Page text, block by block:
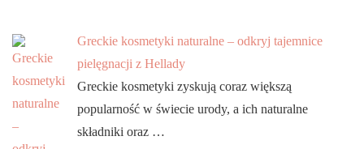
Greckie kosmetyki naturalne – odkryj tajemnice
pielęgnacji z Hellady
Greckie kosmetyki zyskują coraz większą
popularność w świecie urody, a ich naturalne
składniki oraz …